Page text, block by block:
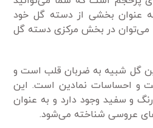
عنوان بخشی از دسته گل خود
می‌توان در بخش مرکزی دسته گل
گل شبیه به ضربان قلب است و
و احساسات نمادین است. این
و سفید وجود دارد و به عنوان
عروسی شناخته می‌شود.